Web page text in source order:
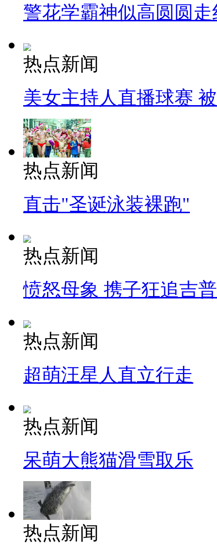
警花学霸神似高圆圆走
热点新闻
美女主持人直播球赛
热点新闻
直击"圣诞泳装裸跑"
热点新闻
愤怒母象 携子狂追吉
热点新闻
超萌汪星人直立行走
热点新闻
呆萌大熊猫滑雪取乐
热点新闻